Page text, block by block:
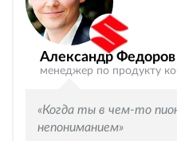
Александр Федоров
менеджер по продукту
«Когда ты в чем-то
непониманием»